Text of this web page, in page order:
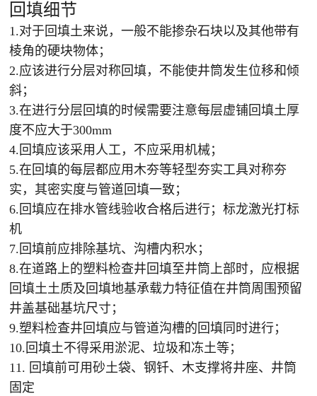
回填细节
1.对于回填土来说，一般不能掺杂石块以及其他带有
棱角的硬块物体；
2.应该进行分层对称回填，不能使井筒发生位移和倾
斜；
3.在进行分层回填的时候需要注意每层虚铺回填土厚
度不应大于300mm
4.回填应该采用人工，不应采用机械；
5.在回填的每层都应用木夯等轻型夯实工具对称夯
实，其密实度与管道回填一致；
6.回填应在排水管线验收合格后进行；标龙激光打标
机
7.回填前应排除基坑、沟槽内积水；
8.在道路上的塑料检查井回填至井筒上部时，应根据
回填土土质及回填地基承载力特征值在井筒周围预留
井盖基础基坑尺寸；
9.塑料检查井回填应与管道沟槽的回填同时进行；
10.回填土不得采用淤泥、垃圾和冻土等；
11. 回填前可用砂土袋、钢钎、木支撑将井座、井筒
固定